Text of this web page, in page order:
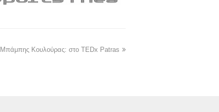
Μπάμπης Κουλούρας: στο TEDx Patras